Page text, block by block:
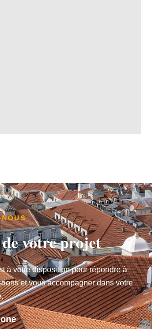
votre projet
à votre disposition pour répondre à
et vous accompagner dans votre